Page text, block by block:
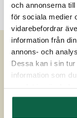
och annonserna
för sociala medier
vidarebefordrar
information från
annons- och
Dessa kan i sin
information som
Denna produkt är
Om Unigraphics
Historia